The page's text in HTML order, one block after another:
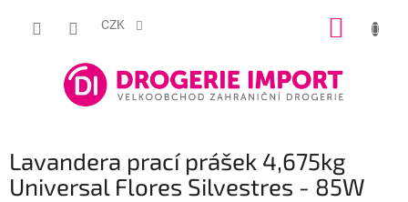
CZK
Lavandera prací prášek 4,675kg
Universal Flores Silvestres - 85W